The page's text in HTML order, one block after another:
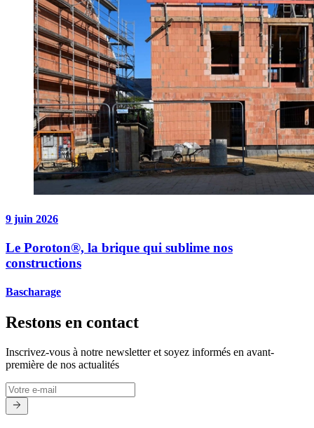
9 juin 2026
Le Poroton®, la brique qui sublime nos
constructions
Bascharage
Restons en contact
Inscrivez-vous à notre newsletter et soyez informés en avant-
première de nos actualités